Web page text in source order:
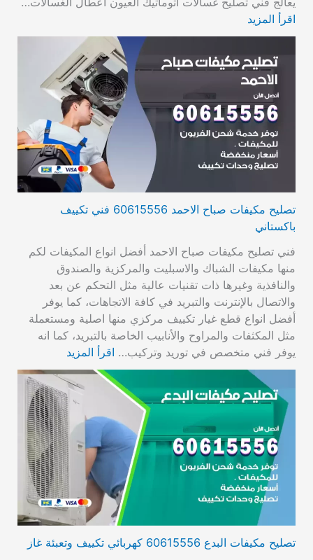
اقرأ المزيد
تصليح مكيفات صباح الاحمد 60615556 فني تكييف
باكستاني
فني تصليح مكيفات صباح الاحمد أفضل انواع المكيفات لكم
منها مكيفات الشباك والاسبليت والمركزية والصندوق
والنافذية وغيرها ذات تقنيات عالية مثل التحكم عن بعد
والاتصال بالإنترنت والتبريد في كافة الاتجاهات، كما يوفر
أفضل انواع قطع غيار تكييف مركزي منها اصلية ومستعملة
مثل المكثفات والمراوح والأنابيب الخاصة بالتبريد، كما انه
يوفر فني متخصص في توريد وتركيب… اقرأ المزيد
تصليح مكيفات البدع 60615556 كهربائي تكييف وتعبئة غاز